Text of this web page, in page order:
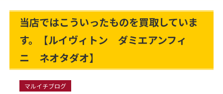
当店ではこういったものを買取していま
す。【ルイヴィトン ダミエアンフィ
ニ ネオタダオ】
マルイチブログ